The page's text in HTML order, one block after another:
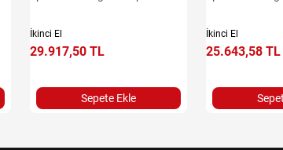
İkinci El
29.917,50 TL
Sepete Ekle
İkinci El
25.643,58 TL